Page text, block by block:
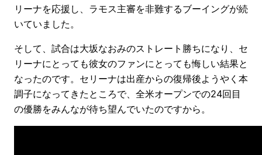
リーナを応援し、ラモス主審を非難するブーイングが続
いていました。
そして、試合は大坂なおみのストレート勝ちになり、セ
リーナにとっても彼女のファンにとっても悔しい結果と
なったのです。セリーナは出産からの復帰後ようやく本
調子になってきたところで、全米オープンでの24回目
の優勝をみんなが待ち望んでいたのですから。